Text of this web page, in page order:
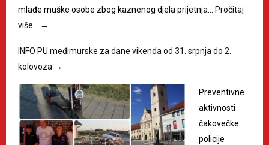
mlađe muške osobe zbog kaznenog djela prijetnja… Pročitaj
više… →
INFO PU međimurske za dane vikenda od 31. srpnja do 2.
kolovoza →
Preventivne
aktivnosti
čakovečke
policije